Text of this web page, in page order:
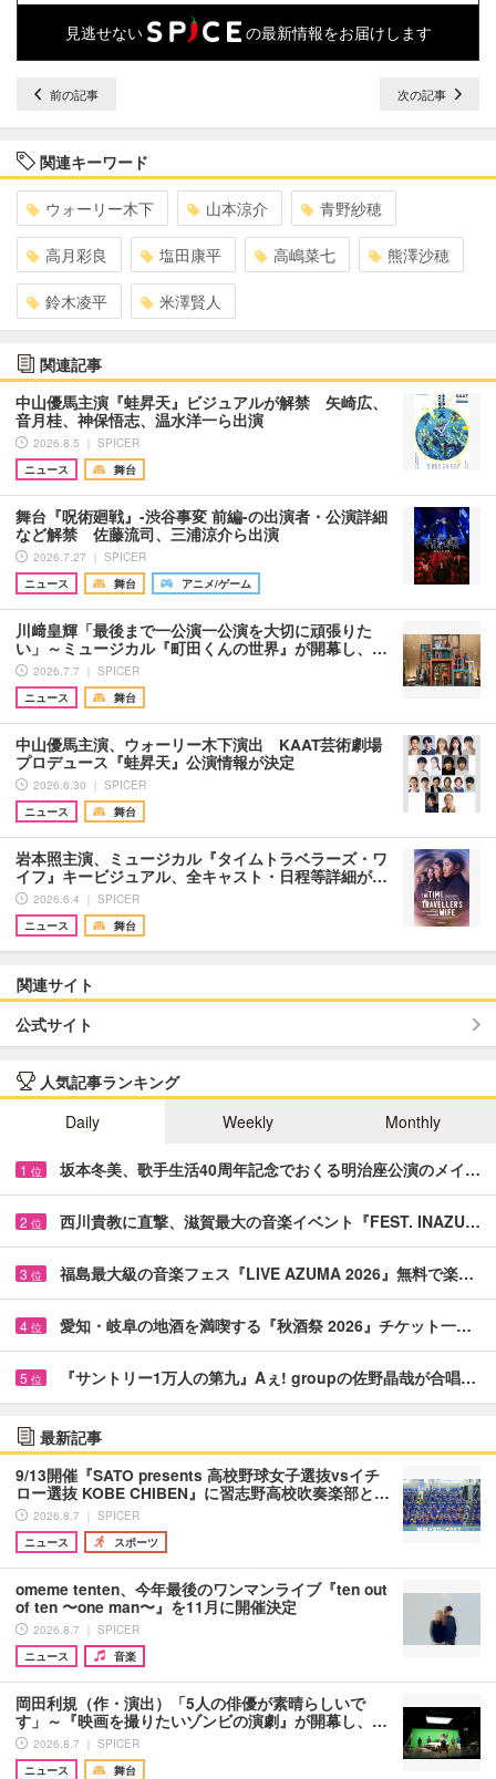
見逃せない の最新情報をお届けします
前の記事 次の記事
関連キーワード
ウォーリー木下 山本涼介 青野紗穂
高月彩良 塩田康平 高嶋菜七 熊澤沙穂
鈴木凌平 米澤賢人
関連記事
中山優馬主演『蛙昇天』ビジュアルが解禁 矢崎広、
音月桂、神保悟志、温水洋一ら出演
2026.8.5 ｜ SPICER
ニュース
舞台
舞台『呪術廻戦』-渋谷事変 前編-の出演者・公演詳細
など解禁 佐藤流司、三浦涼介ら出演
2026.7.27 ｜ SPICER
ニュース
舞台 アニメ/ゲーム
川﨑皇輝「最後まで一公演一公演を大切に頑張りた
い」～ミュージカル『町田くんの世界』が開幕し、…
2026.7.7 ｜ SPICER
ニュース
舞台
中山優馬主演、ウォーリー木下演出 KAAT芸術劇場
プロデュース『蛙昇天』公演情報が決定
2026.6.30 ｜ SPICER
ニュース
舞台
岩本照主演、ミュージカル『タイムトラベラーズ・ワ
イフ』キービジュアル、全キャスト・日程等詳細が…
2026.6.4 ｜ SPICER
ニュース
舞台
関連サイト
公式サイト
人気記事ランキング
Daily
Weekly Monthly
1 位 坂本冬美、歌手生活40周年記念でおくる明治座公演のメイ…
2 位 西川貴教に直撃、滋賀最大の音楽イベント『FEST. INAZU…
3 位 福島最大級の音楽フェス『LIVE AZUMA 2026』無料で楽…
4 位 愛知・岐阜の地酒を満喫する『秋酒祭 2026』チケット一…
5 位 『サントリー1万人の第九』Aぇ! groupの佐野晶哉が合唱…
最新記事
9/13開催『SATO presents 高校野球女子選抜vsイチ
ロー選抜 KOBE CHIBEN』に習志野高校吹奏楽部と…
2026.8.7 ｜ SPICER
ニュース
スポーツ
omeme tenten、今年最後のワンマンライブ『ten out
of ten 〜one man〜』を11月に開催決定
2026.8.7 ｜ SPICER
ニュース
音楽
岡田利規（作・演出）「5人の俳優が素晴らしいで
す」～『映画を撮りたいゾンビの演劇』が開幕し、…
2026.8.7 ｜ SPICER
ニュース
舞台